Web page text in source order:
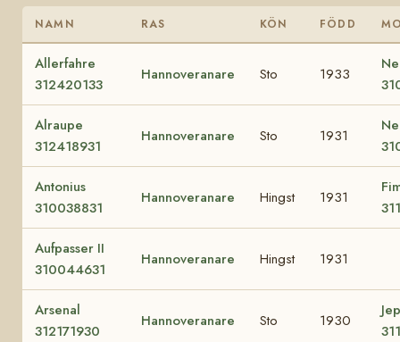
NAMN RAS KÖN FÖDD
Allerfahre
312420133
Hannoveranare Sto 1933
Alraupe
312418931
Hannoveranare Sto 1931
Antonius
310038831
Hannoveranare Hingst 1931
Aufpasser II
310044631
Hannoveranare Hingst 1931
Arsenal
312171930
Hannoveranare Sto 1930